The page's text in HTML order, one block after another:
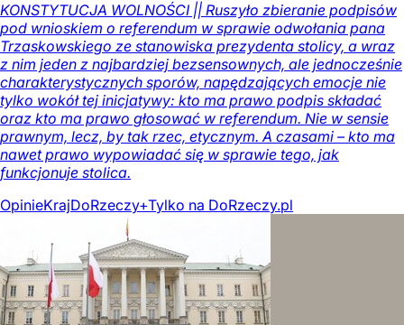
KONSTYTUCJA WOLNOŚCI || Ruszyło zbieranie podpisów
pod wnioskiem o referendum w sprawie odwołania pana
Trzaskowskiego ze stanowiska prezydenta stolicy, a wraz
z nim jeden z najbardziej bezsensownych, ale jednocześnie
charakterystycznych sporów, napędzających emocje nie
tylko wokół tej inicjatywy: kto ma prawo podpis składać
oraz kto ma prawo głosować w referendum. Nie w sensie
prawnym, lecz, by tak rzec, etycznym. A czasami – kto ma
nawet prawo wypowiadać się w sprawie tego, jak
funkcjonuje stolica.
OpinieKrajDoRzeczy+Tylko na DoRzeczy.pl